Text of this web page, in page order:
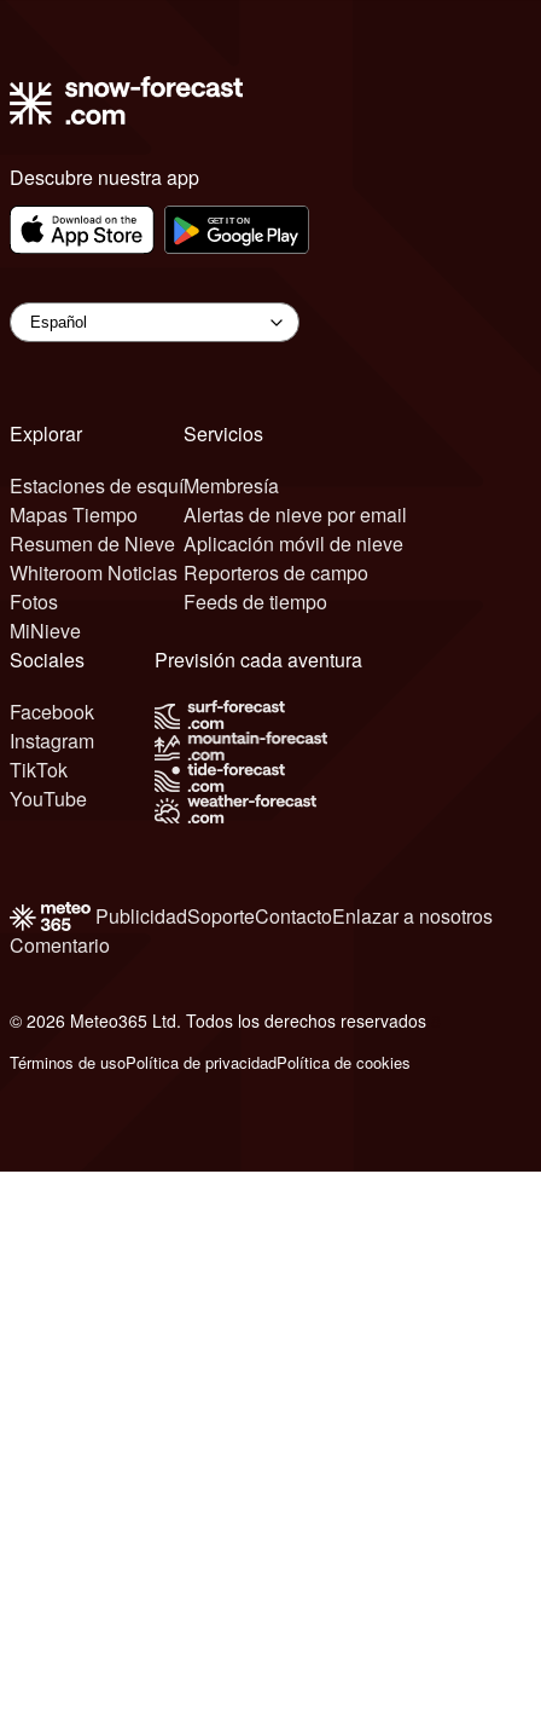
Descubre nuestra app
Explorar
Estaciones de esquí
Mapas Tiempo
Resumen de Nieve
Whiteroom Noticias
Fotos
MiNieve
Servicios
Membresía
Alertas de nieve por email
Aplicación móvil de nieve
Reporteros de campo
Feeds de tiempo
Sociales
Facebook
Instagram
TikTok
YouTube
Previsión cada aventura
PublicidadSoporteContactoEnlazar a nosotros
Comentario
© 2026 Meteo365 Ltd. Todos los derechos reservados
Términos de usoPolítica de privacidadPolítica de cookies